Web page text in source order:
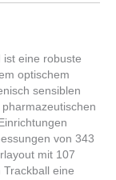
ist eine robuste
optischem
sensiblen
von 343
mit 107
eine